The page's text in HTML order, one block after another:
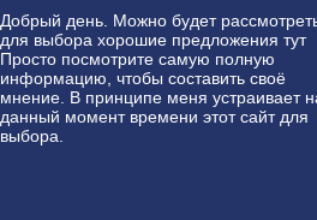
Добрый день. Можно будет
для выбора хорошие предложения тут
Просто посмотрите самую полную
информацию, чтобы составить своё
мнение. В принципе меня устраивает
данный момент времени этот сайт для
выбора.